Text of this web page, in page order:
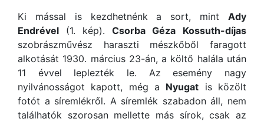
Ki mással is kezdhetnénk a sort, mint Ady
Endrével (1. kép). Csorba Géza
Kossuth-díjas
szobrászművész haraszti mészkőből faragott
alkotását 1930. március 23-án, a költő halála után
11 évvel leplezték le. Az esemény nagy
nyilvánosságot kapott, még a Nyugat is közölt
fotót a síremlékről. A síremlék szabadon áll, nem
találhatók szorosan mellette más sírok, csak az